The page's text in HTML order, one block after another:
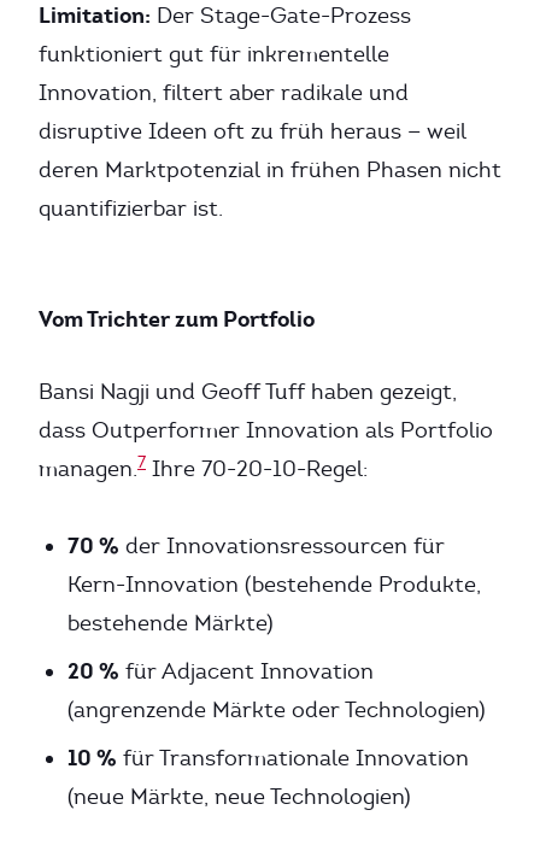
Limitation: Der Stage-Gate-Prozess
funktioniert gut für inkrementelle
Innovation, filtert aber radikale und
disruptive Ideen oft zu früh heraus — weil
deren Marktpotenzial in frühen Phasen nicht
quantifizierbar ist.
Vom Trichter zum Portfolio
Bansi Nagji und Geoff Tuff haben gezeigt,
dass Outperformer Innovation als Portfolio
managen.7 Ihre 70-20-10-Regel:
70 % der Innovationsressourcen für
Kern-Innovation (bestehende Produkte,
bestehende Märkte)
20 % für Adjacent Innovation
(angrenzende Märkte oder Technologien)
10 % für Transformationale Innovation
(neue Märkte, neue Technologien)